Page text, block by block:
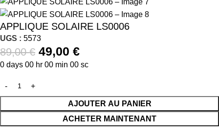
APPLIQUE SOLAIRE LS0006
UGS : 5573
89,00€ 49,00 €
0 days 00 hr 00 min 00 sc
AJOUTER AU PANIER
ACHETER MAINTENANT